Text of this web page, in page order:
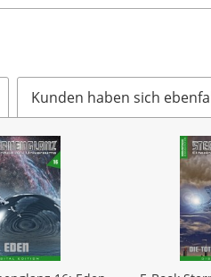
Kunden haben sich